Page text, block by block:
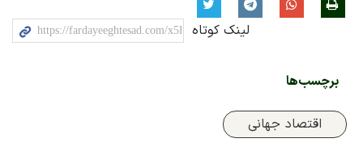
لینک کوتاه
برچسب‌ها
اقتصاد جهانی